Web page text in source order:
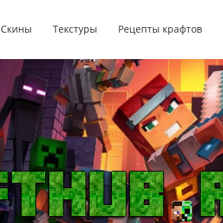
Скины Текстуры Рецепты крафтов